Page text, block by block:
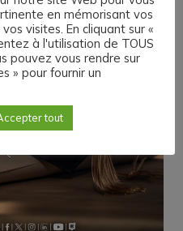
en mémorisant vos
visites. En cliquant sur «
à l'utilisation de TOUS
pouvez vous rendre sur
» pour fournir un
tout